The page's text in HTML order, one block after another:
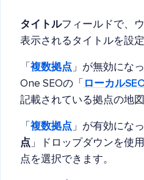
タイトルフィールドで、
表示されるタイトルを設定
「 複数拠点 」が無効にな
One SEOの「
ローカル
記載されている拠点の地
「 複数拠点 」が有効にな
点 」ドロップダウンを使
点を選択できます。